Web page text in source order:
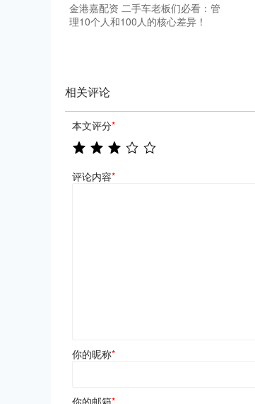
金港嘉配资 二手车老板们必看：管
理10个人和100人的核心差异！
相关评论
本文评分*
评论内容*
你的昵称*